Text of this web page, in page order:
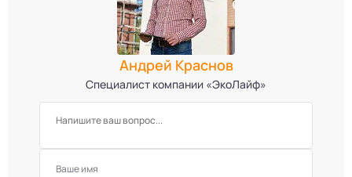
Андрей Краснов
Специалист компании «ЭкоЛайф»